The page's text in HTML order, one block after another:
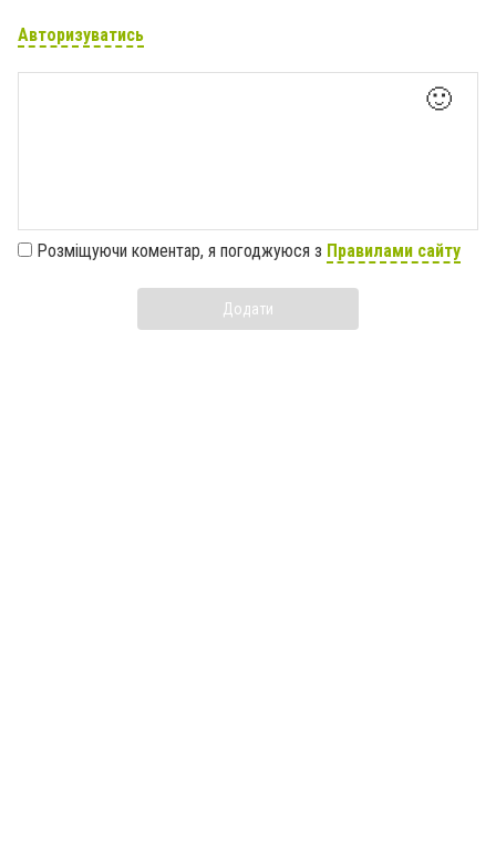
Авторизуватись
🙂
Розміщуючи коментар, я погоджуюся з Правилами сайту
Додати